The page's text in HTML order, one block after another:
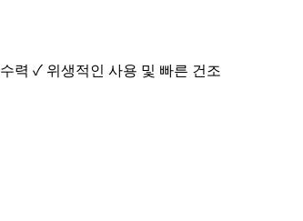
력 ✓ 위생적인 사용 및 빠른 건조